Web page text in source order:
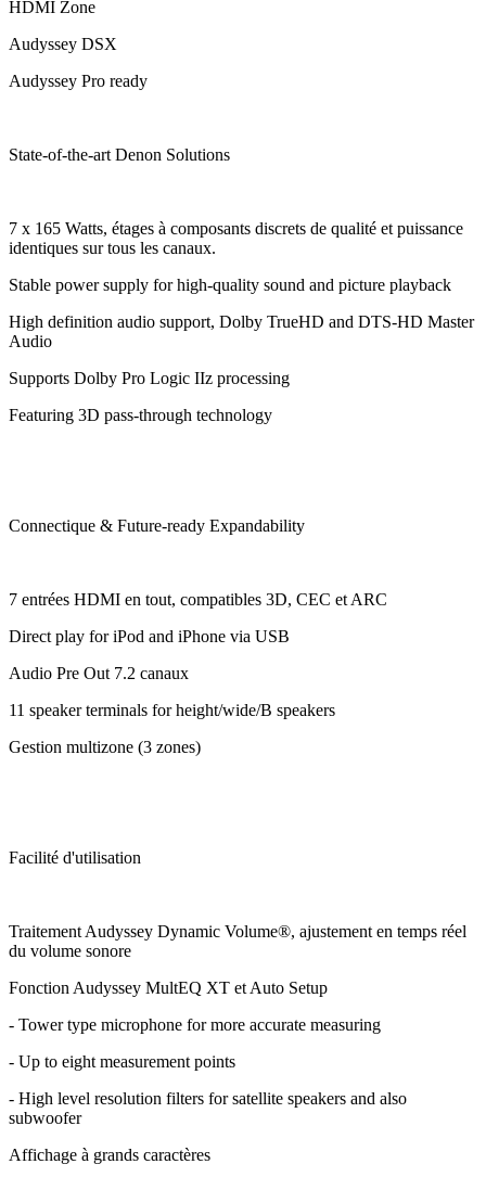
HDMI Zone
Audyssey DSX
Audyssey Pro ready
State-of-the-art Denon Solutions
7 x 165 Watts, étages à composants discrets de qualité et puissance
identiques sur tous les canaux.
Stable power supply for high-quality sound and picture playback
High definition audio support, Dolby TrueHD and DTS-HD Master
Audio
Supports Dolby Pro Logic IIz processing
Featuring 3D pass-through technology
Connectique & Future-ready Expandability
7 entrées HDMI en tout, compatibles 3D, CEC et ARC
Direct play for iPod and iPhone via USB
Audio Pre Out 7.2 canaux
11 speaker terminals for height/wide/B speakers
Gestion multizone (3 zones)
Facilité d'utilisation
Traitement Audyssey Dynamic Volume®, ajustement en temps réel
du volume sonore
Fonction Audyssey MultEQ XT et Auto Setup
- Tower type microphone for more accurate measuring
- Up to eight measurement points
- High level resolution filters for satellite speakers and also
subwoofer
Affichage à grands caractères